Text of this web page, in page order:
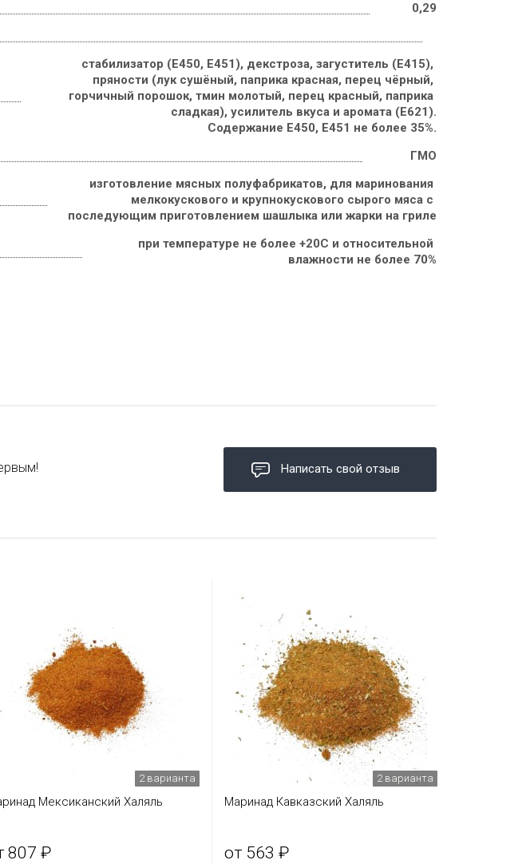
0,29
стабилизатор (Е450, Е451), декстроза, загуститель (Е415),
пряности (лук сушёный, паприка красная, перец чёрный,
горчичный порошок, тмин молотый, перец красный, паприка
сладкая), усилитель вкуса и аромата (Е621).
ГМО
изготовление мясных полуфабрикатов, для маринования
мелкокускового и крупнокускового сырого мяса с
последующим приготовлением шашлыка или жарки на гриле
при температуре не более +20С и относительной
влажности не более 70%
Написать свой отзыв
2 варианта
Мексиканский Халяль
807 ₽
2 варианта
Маринад Кавказский Халяль
от 563 ₽